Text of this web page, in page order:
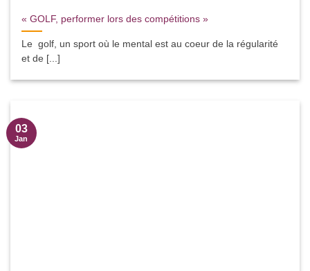
« GOLF, performer lors des compétitions »
Le golf, un sport où le mental est au coeur de la régularité
et de [...]
03
Jan